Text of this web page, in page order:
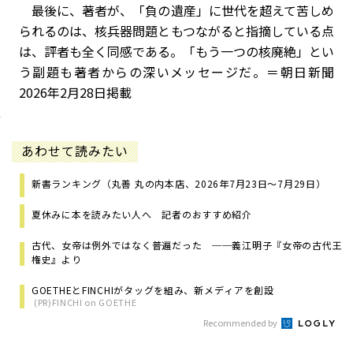
最後に、著者が、「負の遺産」に世代を超えて苦しめ
られるのは、核兵器問題ともつながると指摘している点
は、評者も全く同感である。「もう一つの核廃絶」とい
う副題も著者からの深いメッセージだ。＝朝日新聞
2026年2月28日掲載
あわせて読みたい
新書ランキング（丸善 丸の内本店、2026年7月23日～7月29日）
夏休みに本を読みたい人へ 記者のおすすめ紹介
古代、女帝は例外ではなく普遍だった ──義江明子『女帝の古代王
権史』より
GOETHEとFINCHIがタッグを組み、新メディアを創設
(PR)FINCHI on GOETHE
Recommended by